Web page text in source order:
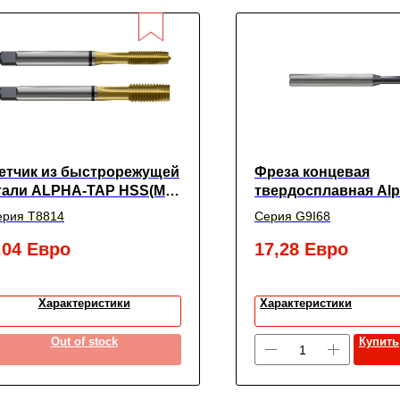
из быстрорежущей
ALPHA-TAP HSS(M2)
M3.5X0.6 6H 56.0L
T8814
Евро
Характеристики
Out of stock
Фреза концевая
твердосплавная
c 2-мя зубьями,
6X6X6(20)X80, New
Серия G9I68
17,28 Евро
Характеристики
Купить